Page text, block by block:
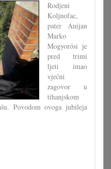
Rodjeni
Koljnofac,
pater Anijan
Marko
Mogyorósi je
pred trimi
ljeti imao
vječni
zagovor u
tihanjskom
Povodom ovoga jubileja